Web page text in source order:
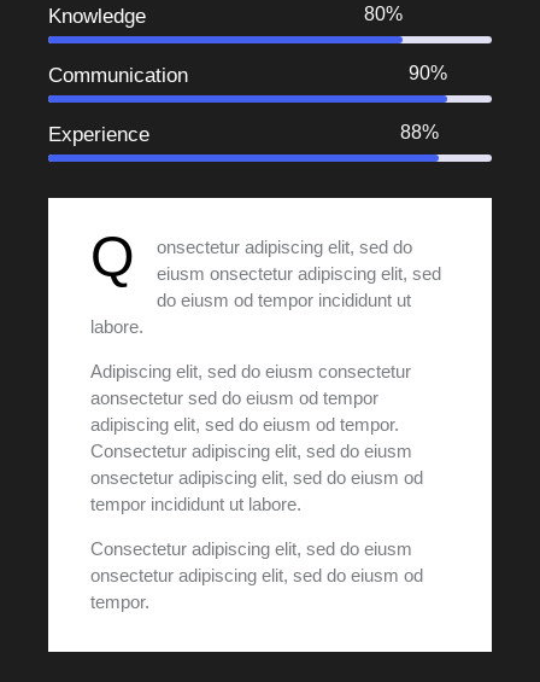
Knowledge 80%
Communication 90%
Experience 88%
Q
onsectetur adipiscing elit, sed do
eiusm onsectetur adipiscing elit, sed
do eiusm od tempor incididunt ut
labore.
Adipiscing elit, sed do eiusm consectetur
aonsectetur sed do eiusm od tempor
adipiscing elit, sed do eiusm od tempor.
Consectetur adipiscing elit, sed do eiusm
onsectetur adipiscing elit, sed do eiusm od
tempor incididunt ut labore.
Consectetur adipiscing elit, sed do eiusm
onsectetur adipiscing elit, sed do eiusm od
tempor.